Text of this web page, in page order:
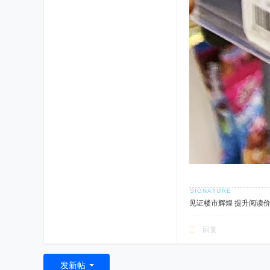
见证楼市辉煌 提升阅读
回复
发新帖